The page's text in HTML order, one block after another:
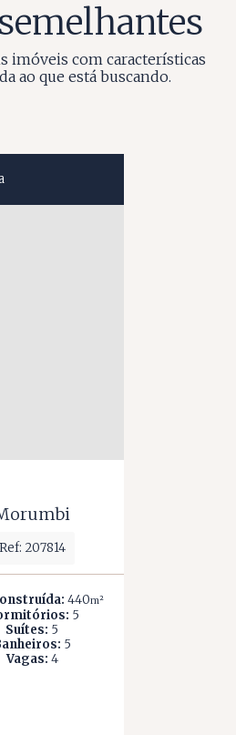
imóveis com características
ao que está buscando.
Ref: 207814
440m²
5
Suítes: 5
5
Vagas: 4